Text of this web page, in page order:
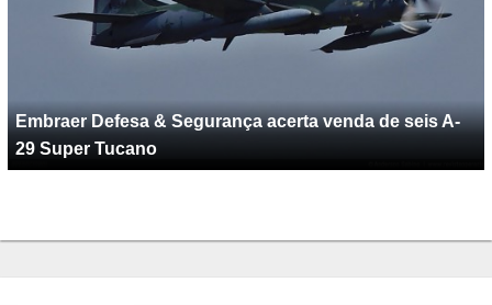
Embraer Defesa & Segurança acerta venda de seis A-
29 Super Tucano